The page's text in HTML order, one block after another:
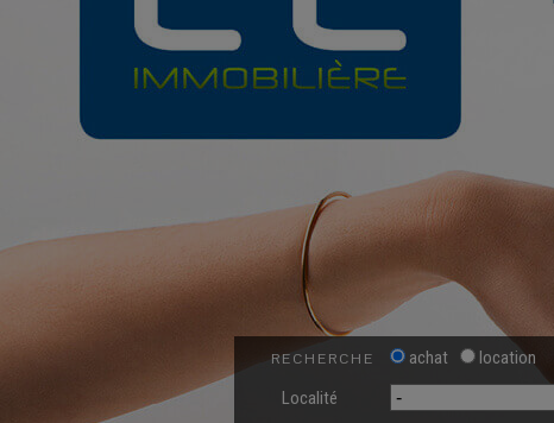
RECHERCHE achat
location
Localité